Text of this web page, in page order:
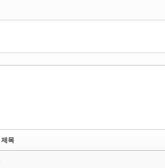
제목